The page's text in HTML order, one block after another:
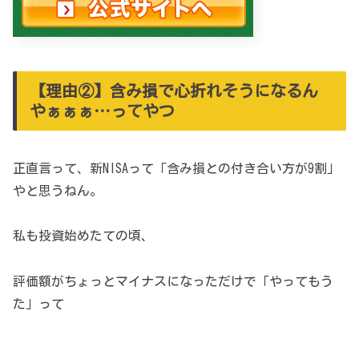
【理由②】含み損で心折れそうになるん
やぁぁぁ…ってやつ
正直言って、新NISAって「含み損との付き合い方が9割」
やと思うねん。
私も投資始めたての頃、
評価額がちょっとマイナスになっただけで「やってもう
た」って